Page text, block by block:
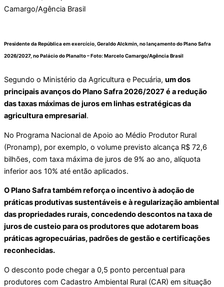
Presidente da República em exercício, Geraldo Alckmin, no lançamento do Plano Safra
2026/2027, no Palácio do Planalto – Foto:Marcelo Camargo/Agência Brasil
Segundo o Ministério da Agricultura e Pecuária, um dos
principais avanços do Plano Safra 2026/2027 é a redução
das taxas máximas de juros em linhas estratégicas da
agricultura empresarial.
No Programa Nacional de Apoio ao Médio Produtor Rural
(Pronamp), por exemplo, o volume previsto alcança R$ 72,6
bilhões, com taxa máxima de juros de 9% ao ano, alíquota
inferior aos 10% até então aplicados.
O Plano Safra também reforça o incentivo à adoção de
práticas produtivas sustentáveis e à regularização ambiental
das propriedades rurais, concedendo descontos na taxa de
juros de custeio para os produtores que adotarem boas
práticas agropecuárias, padrões de gestão e certificações
reconhecidas.
O desconto pode chegar a 0,5 ponto percentual para
produtores com Cadastro Ambiental Rural (CAR) em situação